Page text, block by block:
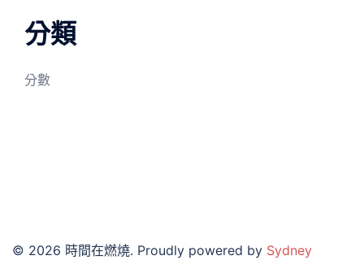
分類
分數
© 2026 時間在燃燒. Proudly powered by Sydney